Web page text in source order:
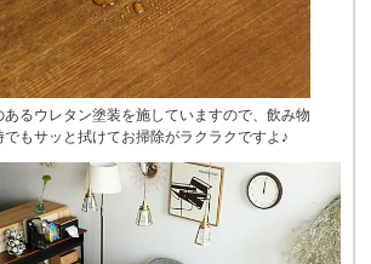
るウレタン塗装を施していますので、飲み物
もサッと拭けてお掃除がラクラクですよ♪